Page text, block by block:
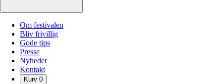
Om festivalen
Bliv frivillig
Gode tips
Presse
Nyheder
Kontakt
Kurv 0